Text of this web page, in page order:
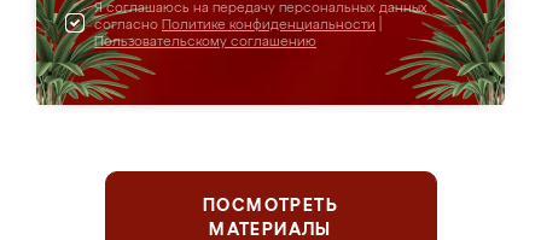
Я соглашаюсь на передачу персональных данных
согласно Политике конфиденциальности
Пользовательскому соглашению
ПОСМОТРЕТЬ
МАТЕРИАЛЫ